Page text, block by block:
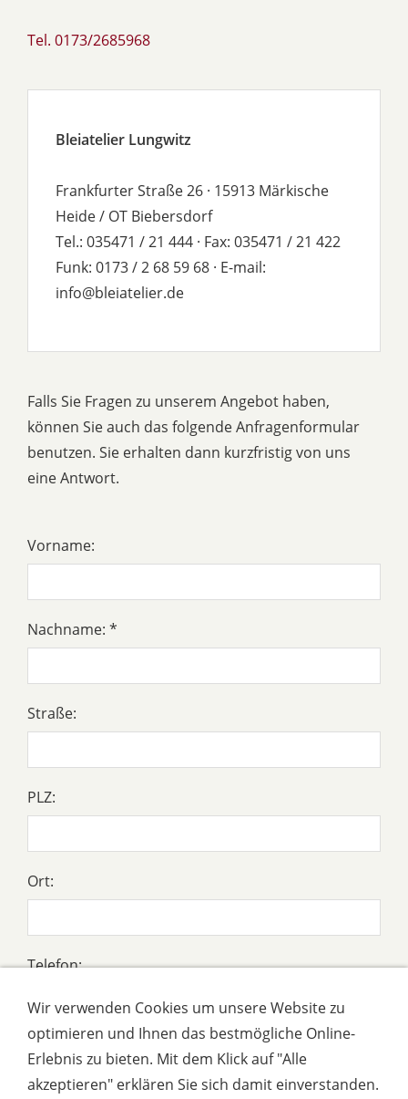
Tel. 0173/2685968
Bleiatelier Lungwitz
Frankfurter Straße 26 · 15913 Märkische
Heide / OT Biebersdorf
Tel.: 035471 / 21 444 · Fax: 035471 / 21 422
Funk: 0173 / 2 68 59 68 · E-mail:
info@bleiatelier.de
Falls Sie Fragen zu unserem Angebot haben,
können Sie auch das folgende Anfragenformular
benutzen. Sie erhalten dann kurzfristig von uns
eine Antwort.
Vorname:
Nachname: *
Straße:
PLZ:
Ort:
Telefon:
E-Mail: *
Wir verwenden Cookies um unsere Website zu
optimieren und Ihnen das bestmögliche Online-
Erlebnis zu bieten. Mit dem Klick auf "Alle
akzeptieren" erklären Sie sich damit einverstanden.